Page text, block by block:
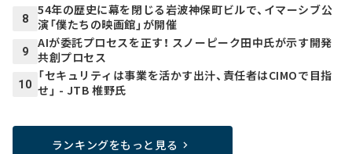
8
54年の歴史に幕を閉じる岩波神保町ビルで、イマーシブ公
演「僕たちの映画館」が開催
9
AIが委託プロセスを正す！ スノーピーク田中氏が示す開発
共創プロセス
10
「セキュリティは事業を活かす出汁、責任者はCIMOで目指
せ」 - JTB 椎野氏
ランキングをもっと見る